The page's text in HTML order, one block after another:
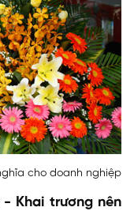
cho doanh nghiệp
Khai trương nên